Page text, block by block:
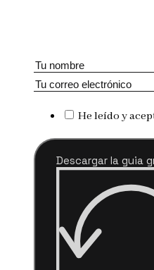
He leído y
Descargar la guia